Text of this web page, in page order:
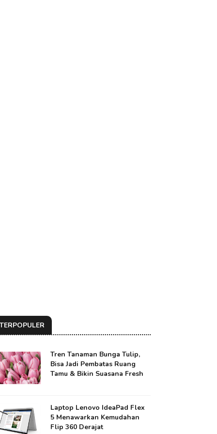
TERPOPULER
Tren Tanaman Bunga Tulip,
Bisa Jadi Pembatas Ruang
Tamu & Bikin Suasana Fresh
Laptop Lenovo IdeaPad Flex
5 Menawarkan Kemudahan
Flip 360 Derajat